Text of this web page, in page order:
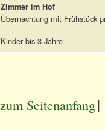
Zimmer im Hof
Übernachtung mit Frühstück
Kinder bis 3 Jahre
zum Seitenanfang]